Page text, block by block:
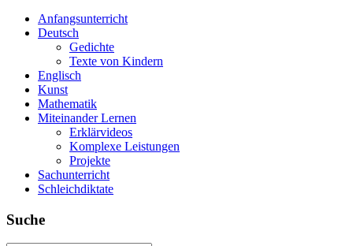
Anfangsunterricht
Deutsch
Gedichte
Texte von Kindern
Englisch
Kunst
Mathematik
Miteinander Lernen
Erklärvideos
Komplexe Leistungen
Projekte
Sachunterricht
Schleichdiktate
Suche